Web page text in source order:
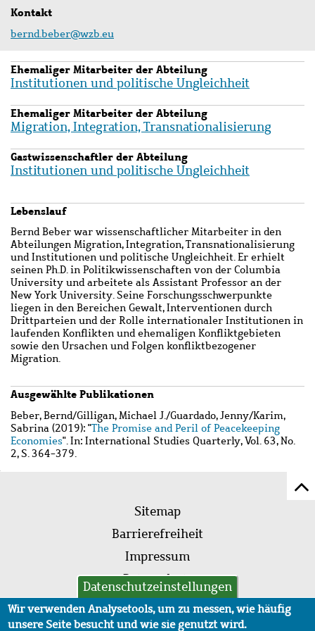
Kontakt
bernd.beber@wzb.eu
Ehemaliger Mitarbeiter der Abteilung
Institutionen und politische Ungleichheit
Ehemaliger Mitarbeiter der Abteilung
Migration, Integration, Transnationalisierung
Gastwissenschaftler der Abteilung
Institutionen und politische Ungleichheit
Lebenslauf
Bernd Beber war wissenschaftlicher Mitarbeiter in den
Abteilungen Migration, Integration, Transnationalisierung
und Institutionen und politische Ungleichheit. Er erhielt
seinen Ph.D. in Politikwissenschaften von der Columbia
University und arbeitete als Assistant Professor an der
New York University. Seine Forschungsschwerpunkte
liegen in den Bereichen Gewalt, Interventionen durch
Drittparteien und der Rolle internationaler Institutionen in
laufenden Konflikten und ehemaligen Konfliktgebieten
sowie den Ursachen und Folgen konfliktbezogener
Migration.
Ausgewählte Publikationen
Wzbaktiv
Beber, Bernd/Gilligan, Michael J./Guardado, Jenny/Karim,
Sabrina (2019): "The Promise and Peril of Peacekeeping
Economies". In: International Studies Quarterly, Vol. 63, No.
2, S. 364-379.
Fußleistenmenü
Sitemap
Barrierefreiheit
Impressum
Datenschutz
AVB
Datenschutzeinstellungen
Wir verwenden Analysetools, um zu messen, wie häufig
unsere Seite besucht und wie sie genutzt wird.